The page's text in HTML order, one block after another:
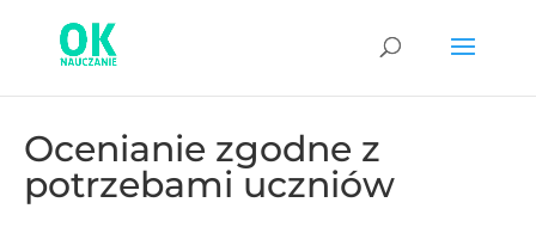
Ocenianie zgodne z
potrzebami uczniów